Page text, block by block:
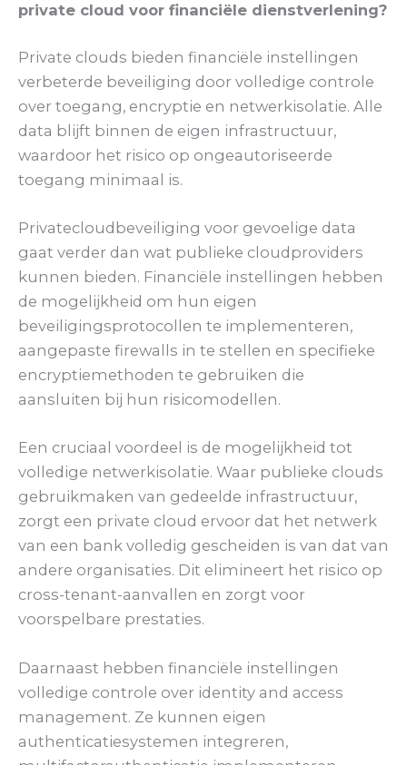
private cloud voor financiële dienstverlening?
Private clouds bieden financiële instellingen
verbeterde beveiliging door volledige controle
over toegang, encryptie en netwerkisolatie. Alle
data blijft binnen de eigen infrastructuur,
waardoor het risico op ongeautoriseerde
toegang minimaal is.
Privatecloudbeveiliging voor gevoelige data
gaat verder dan wat publieke cloudproviders
kunnen bieden. Financiële instellingen hebben
de mogelijkheid om hun eigen
beveiligingsprotocollen te implementeren,
aangepaste firewalls in te stellen en specifieke
encryptiemethoden te gebruiken die
aansluiten bij hun risicomodellen.
Een cruciaal voordeel is de mogelijkheid tot
volledige netwerkisolatie. Waar publieke clouds
gebruikmaken van gedeelde infrastructuur,
zorgt een private cloud ervoor dat het netwerk
van een bank volledig gescheiden is van dat van
andere organisaties. Dit elimineert het risico op
cross-tenant-aanvallen en zorgt voor
voorspelbare prestaties.
Daarnaast hebben financiële instellingen
volledige controle over identity and access
management. Ze kunnen eigen
authenticatiesystemen integreren,